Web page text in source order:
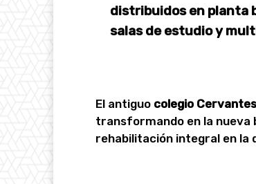
distribuidos en planta
salas de estudio y
El antiguo colegio Cervantes
transformando en la nueva
rehabilitación integral en la